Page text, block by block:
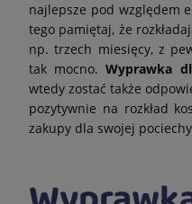
najlepsze pod względem
tego pamiętaj, że
np. trzech miesięcy, z
tak mocno.Wyprawka
wtedy zostać także
pozytywnie na rozkład
zakupy dla swojej